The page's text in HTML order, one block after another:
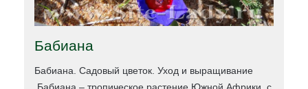
Бабиана
Бабиана. Садовый цветок. Уход и выращивание
Бабиана – тропическое растение Южной Африки, с